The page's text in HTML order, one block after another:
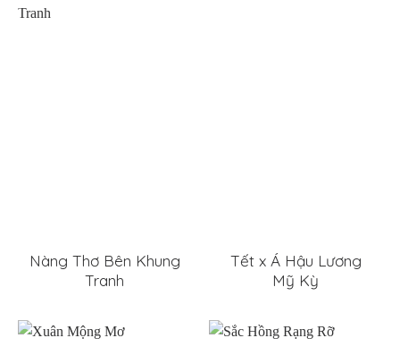
Nàng Thơ Bên Khung
Tranh
Tết x Á Hậu Lương
Mỹ Kỳ